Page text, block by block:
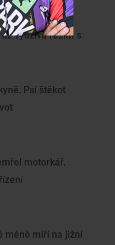
láká stále více
využívá režim s
Psí štěkot
motorkář.
méně míří na jižní